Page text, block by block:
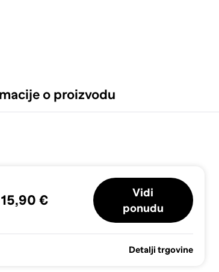
o proizvodu
15,90 €
Vidi
ponudu
Detalji trgovine